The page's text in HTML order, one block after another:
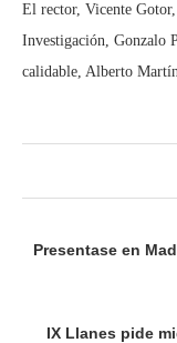
El rector, Vicente
Investigación, Gonzalo
calidable, Alberto
Presentase en
IX Llanes pide